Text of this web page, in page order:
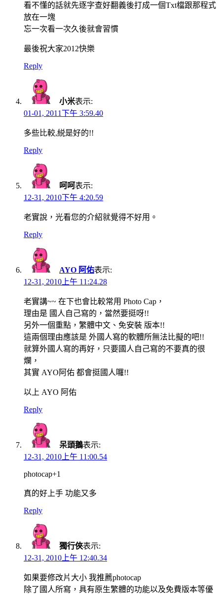
看不懂的話就先逐字查好翻義後打成一個Txt檔跟那程式
放在一塊
忘一次看一次久後就會習慣
最後祝大家2012快樂
Reply
小米表示:
01-01, 2011下午 3:59.40
多些比較,綐是好的!!
Reply
呵呵表示:
12-31, 2010下午 4:20.59
老實說，光看您的介紹就覺得不好用。
Reply
AYO 阿佑表示:
12-31, 2010上午 11:24.28
老實講~~ 在下也會比較常用 Photo Cap，
理由是 國人自己寫的，當然要挺呀!!
另外一個重點，繁體中文、免安裝 版本!!
這兩個理由應該是 外國人寫的軟體所無法比擬的吧!!
就算外國人寫的再好，只要國人自己寫的不要真的很
爛，
其實 AYO阿佑 都會挺國人囉!!
以上 AYO 阿佑
Reply
呆頭鵝表示:
12-31, 2010上午 11:00.54
photocap+1
真的好上手 功能又多
Reply
獨行俠表示:
12-31, 2010上午 12:40.34
如果要修改片大小 我推薦photocap
除了國人所寫，具有原生繁體的功能以及免費版本等優